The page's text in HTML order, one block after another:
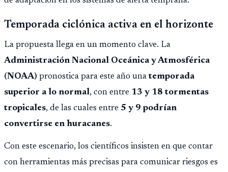
Temporada ciclónica activa en el horizonte
La propuesta llega en un momento clave. La
Administración Nacional Oceánica y Atmosférica
(NOAA) pronostica para este año unatemporada
superior a lo normal, con entre 13 y 18 tormentas
tropicales, de las cuales entre 5 y 9 podrían
convertirse en huracanes.
Con este escenario, los científicos insisten en que contar
con herramientas más precisas para comunicar riesgos es